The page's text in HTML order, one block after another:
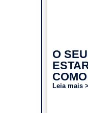
O
Leia mais >